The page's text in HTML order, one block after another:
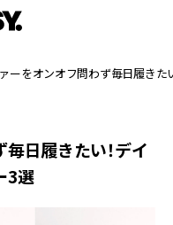
ーをオンオフ問わず毎日履き
日履きたい！デイ
3選